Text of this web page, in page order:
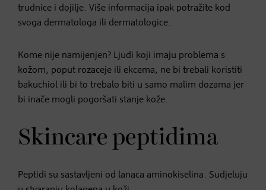
trudnice i dojilje. Više informacija ipak potražite kod
svoga dermatologa ili dermatologice.
Kome nije namijenjen? Ljudi koji imaju problema s
kožom, poput rozaceje ili ekcema, ne bi trebali koristiti
bakuchiol ili bi to trebalo biti u samo malim dozama jer
bi inače mogli pogoršati stanje kože.
Skincare peptidima
Peptidi su sastavljeni od lanaca aminokiselina. Sudjeluju